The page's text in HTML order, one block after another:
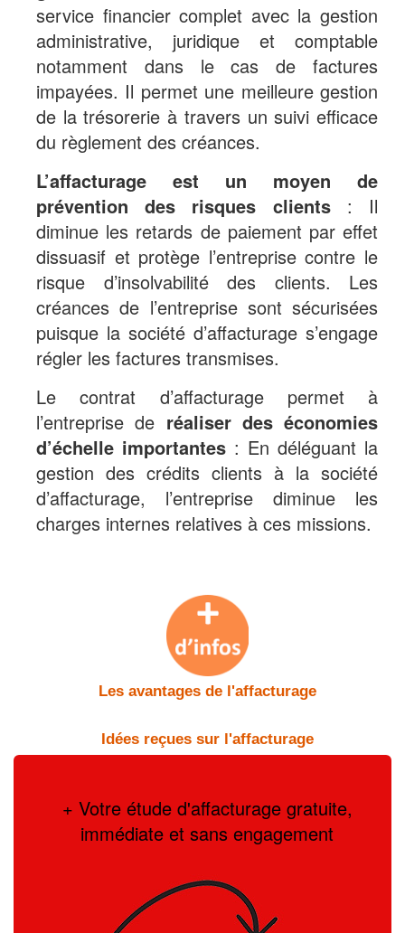
service financier complet avec la gestion
administrative, juridique et comptable
notamment dans le cas de factures
impayées. Il permet une meilleure gestion
de la trésorerie à travers un suivi efficace
du règlement des créances.
L’affacturage est un moyen de
prévention des risques clients : Il
diminue les retards de paiement par effet
dissuasif et protège l’entreprise contre le
risque d’insolvabilité des clients. Les
créances de l’entreprise sont sécurisées
puisque la société d’affacturage s’engage
régler les factures transmises.
Le contrat d’affacturage permet à
l’entreprise de réaliser des économies
d’échelle importantes : En déléguant la
gestion des crédits clients à la société
d’affacturage, l’entreprise diminue les
charges internes relatives à ces missions.
Les avantages de l'affacturage
Idées reçues sur l'affacturage
+ Votre étude d'affacturage gratuite,
immédiate et sans engagement